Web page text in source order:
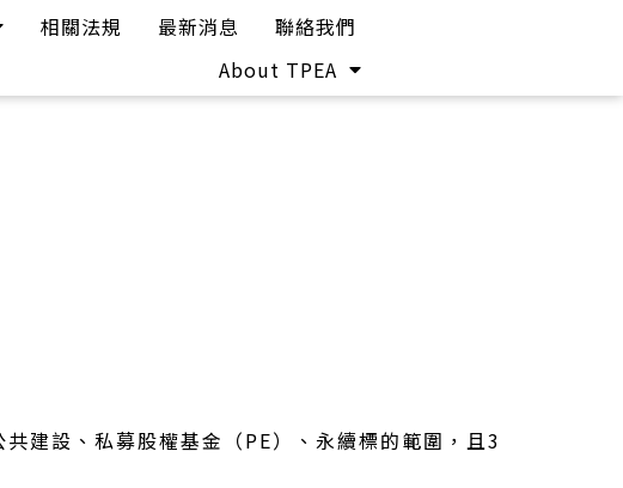
相關法規 最新消息
聯絡我們
About TPEA
建設、私募股權基金（PE）、永續標的範圍，且3